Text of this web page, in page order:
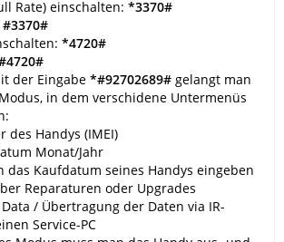
Rate) einschalten: *3370#
#3370#
*4720#
der Eingabe *#92702689# gelangt man
in dem verschidene Untermenüs
des Handys (IMEI)
Monat/Jahr
das Kaufdatum seines Handys eingeben
Reparaturen oder Upgrades
/ Übertragung der Daten via IR-
Service-PC